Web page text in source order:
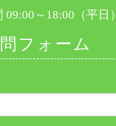
～18:00（平日）
フォーム